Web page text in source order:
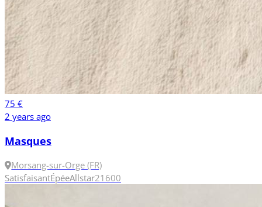
75 €
2 years ago
Masques
Morsang-sur-Orge (FR)
SatisfaisantÉpéeAllstar21600